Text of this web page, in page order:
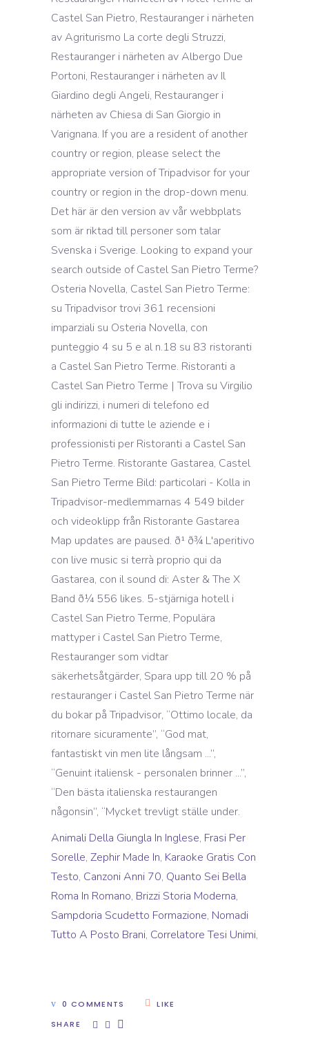
Animali Della Giungla In Inglese, Frasi Per
Sorelle, Zephir Made In, Karaoke Gratis Con
Testo, Canzoni Anni 70, Quanto Sei Bella
Roma In Romano, Brizzi Storia Moderna,
Sampdoria Scudetto Formazione, Nomadi
Tutto A Posto Brani, Correlatore Tesi Unimi,
0 COMMENTS
LIKE
SHARE